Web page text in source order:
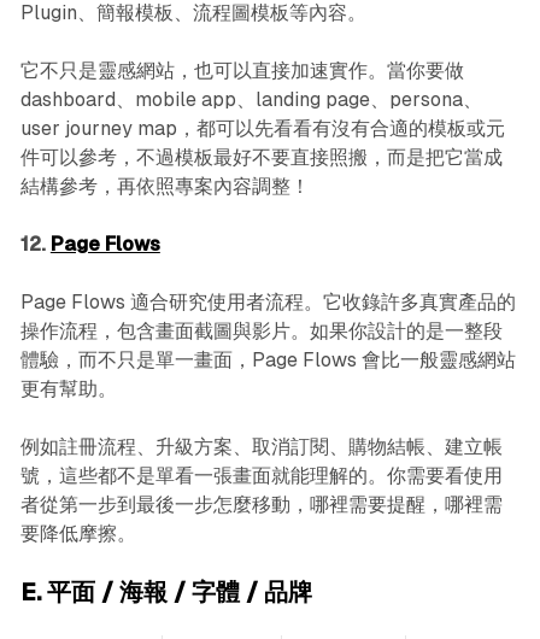
Plugin、簡報模板、流程圖模板等內容。
它不只是靈感網站，也可以直接加速實作。當你要做
dashboard、mobile app、landing page、persona、
user journey map，都可以先看看有沒有合適的模板或元
件可以參考，不過模板最好不要直接照搬，而是把它當成
結構參考，再依照專案內容調整！
12. Page Flows
Page Flows 適合研究使用者流程。它收錄許多真實產品的
操作流程，包含畫面截圖與影片。如果你設計的是一整段
體驗，而不只是單一畫面，Page Flows 會比一般靈感網站
更有幫助。
例如註冊流程、升級方案、取消訂閱、購物結帳、建立帳
號，這些都不是單看一張畫面就能理解的。你需要看使用
者從第一步到最後一步怎麼移動，哪裡需要提醒，哪裡需
要降低摩擦。
E. 平面 / 海報 / 字體 / 品牌